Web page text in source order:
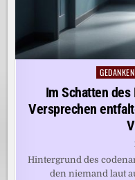
Posted
GEDANKEN
Im Schatten
Versprechen
Hintergrund des
den niemand laut